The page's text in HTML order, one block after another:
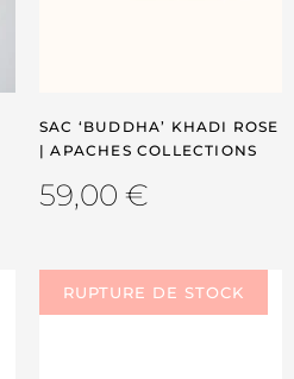
SAC ‘BUDDHA’ KHADI ROSE
| APACHES COLLECTIONS
59,00 €